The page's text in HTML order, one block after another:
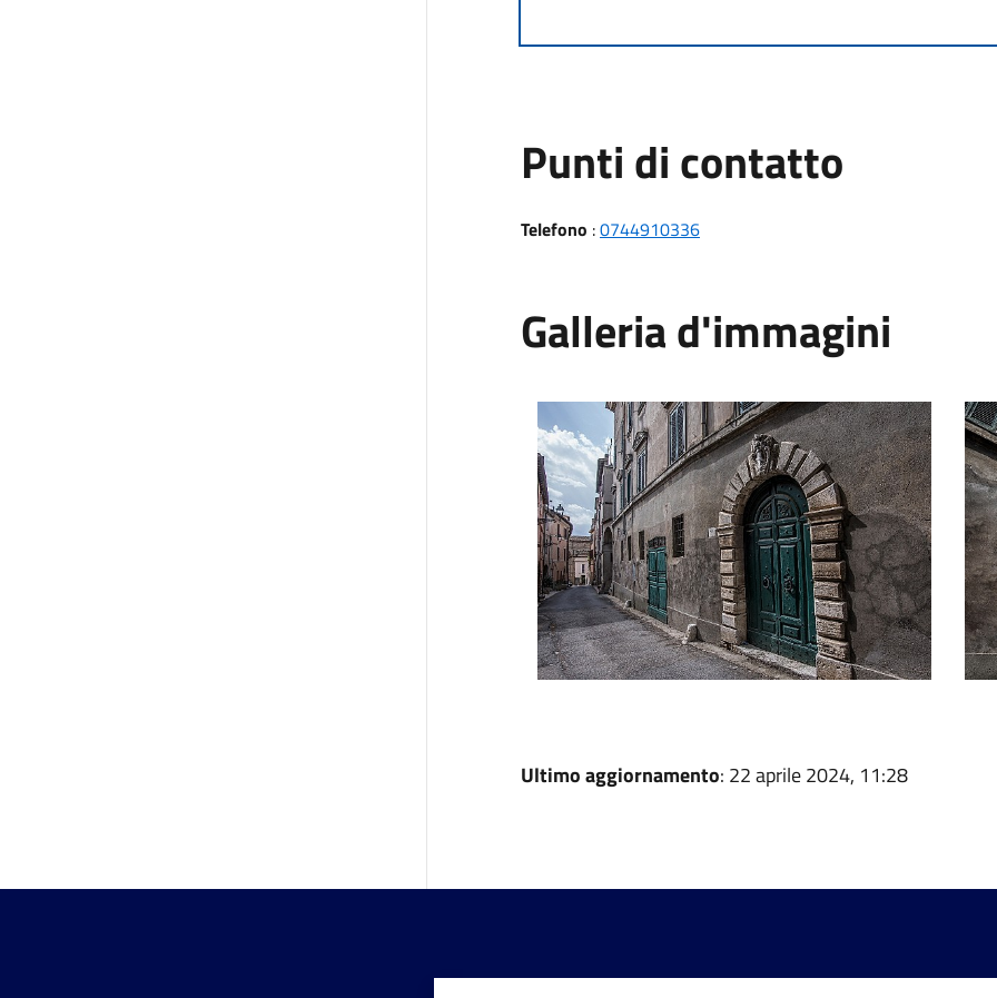
Punti di contatto
Telefono :0744910336
Galleria d'immagini
Palazzo Orsolini Cencelli
Ultimo aggiornamento: 22 aprile 2024, 11:28